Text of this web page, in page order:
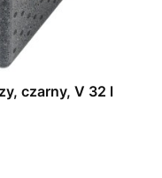
czarny, V 32 l